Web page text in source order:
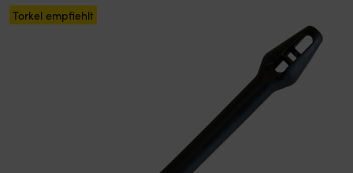
Torkel empfiehlt